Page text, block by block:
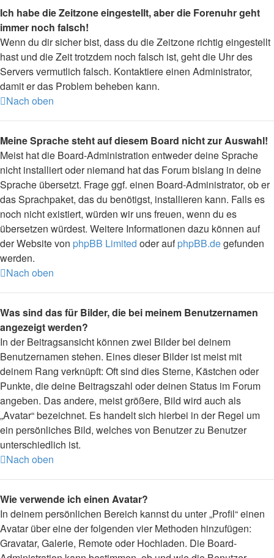
Ich habe die Zeitzone eingestellt, aber die Forenuhr geht
immer noch falsch!
Wenn du dir sicher bist, dass du die Zeitzone richtig eingestellt
hast und die Zeit trotzdem noch falsch ist, geht die Uhr des
Servers vermutlich falsch. Kontaktiere einen Administrator,
damit er das Problem beheben kann.
Nach oben
Meine Sprache steht auf diesem Board nicht zur Auswahl!
Meist hat die Board-Administration entweder deine Sprache
nicht installiert oder niemand hat das Forum bislang in deine
Sprache übersetzt. Frage ggf. einen Board-Administrator, ob er
das Sprachpaket, das du benötigst, installieren kann. Falls es
noch nicht existiert, würden wir uns freuen, wenn du es
übersetzen würdest. Weitere Informationen dazu können auf
der Website von phpBB Limited oder aufphpBB.degefunden
werden.
Nach oben
Was sind das für Bilder, die bei meinem Benutzernamen
angezeigt werden?
In der Beitragsansicht können zwei Bilder bei deinem
Benutzernamen stehen. Eines dieser Bilder ist meist mit
deinem Rang verknüpft: Oft sind dies Sterne, Kästchen oder
Punkte, die deine Beitragszahl oder deinen Status im Forum
angeben. Das andere, meist größere, Bild wird auch als
„Avatar“ bezeichnet. Es handelt sich hierbei in der Regel um
ein persönliches Bild, welches von Benutzer zu Benutzer
unterschiedlich ist.
Nach oben
Wie verwende ich einen Avatar?
In deinem persönlichen Bereich kannst du unter „Profil“ einen
Avatar über eine der folgenden vier Methoden hinzufügen:
Gravatar, Galerie, Remote oder Hochladen. Die Board-